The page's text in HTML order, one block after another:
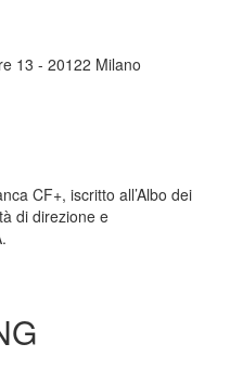
13 - 20122 Milano
CF+, iscritto all’Albo dei
di direzione e